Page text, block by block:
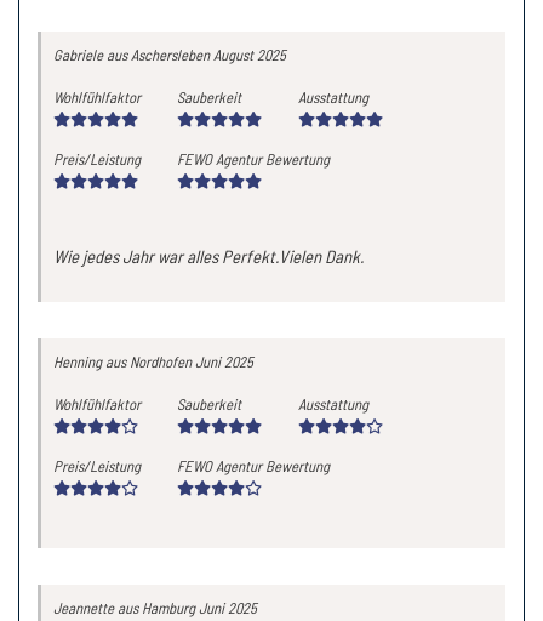
Gabrieleaus AscherslebenAugust 2025
Wohlfühlfaktor Sauberkeit Ausstattung
Preis/Leistung FEWO Agentur Bewertung
Wie jedes Jahr war alles Perfekt.Vielen Dank.
Henningaus NordhofenJuni 2025
Wohlfühlfaktor Sauberkeit Ausstattung
Preis/Leistung FEWO Agentur Bewertung
Jeannetteaus HamburgJuni 2025